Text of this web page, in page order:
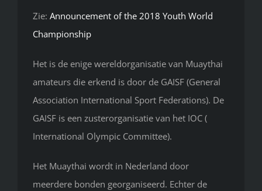
Zie: Announcement of the 2018 Youth World
Championship
Het is de enige wereldorganisatie van Muaythai
amateurs die erkend is door de GAISF (General
Association International Sport Federations). De
GAISF is een zusterorganisatie van het IOC (
International Olympic Committee).
Het Muaythai wordt in Nederland door
meerdere bonden georganiseerd. Echter de